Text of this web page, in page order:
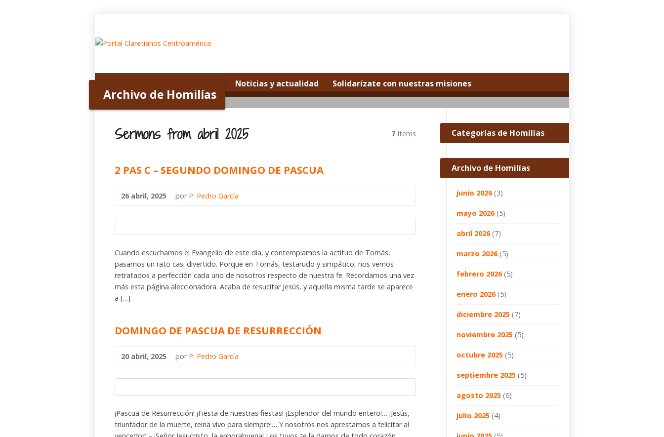
Noticias y actualidad Solidarízate con nuestras misiones
Archivo de Homilías
Home> Archivo de Homilías> 2025>abril
Sermons from abril 2025 7 Items
2 PAS C – SEGUNDO DOMINGO DE PASCUA
26 abril, 2025 por P. Pedro García
Cuando escuchamos el Evangelio de este día, y contemplamos la actitud de Tomás,
pasamos un rato casi divertido. Porque en Tomás, testarudo y simpático, nos vemos
retratados a perfección cada uno de nosotros respecto de nuestra fe. Recordamos una vez
más esta página aleccionadora. Acaba de resucitar Jesús, y aquella misma tarde se aparece
a […]
DOMINGO DE PASCUA DE RESURRECCIÓN
20 abril, 2025 por P. Pedro García
¡Pascua de Resurrección! ¡Fiesta de nuestras fiestas! ¡Esplendor del mundo entero!… ¡Jesús,
triunfador de la muerte, reina vivo para siempre!… Y nosotros nos aprestamos a felicitar al
Categorías de Homilías
Archivo de Homilías
junio 2026(3)
mayo 2026(5)
abril 2026(7)
marzo 2026(5)
febrero 2026(5)
enero 2026(5)
diciembre 2025 (7)
noviembre 2025 (5)
octubre 2025 (5)
septiembre 2025 (5)
agosto 2025 (6)
julio 2025 (4)